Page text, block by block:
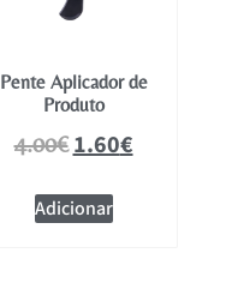
Pente Aplicador de
Produto
4.00€1.60€
Adicionar